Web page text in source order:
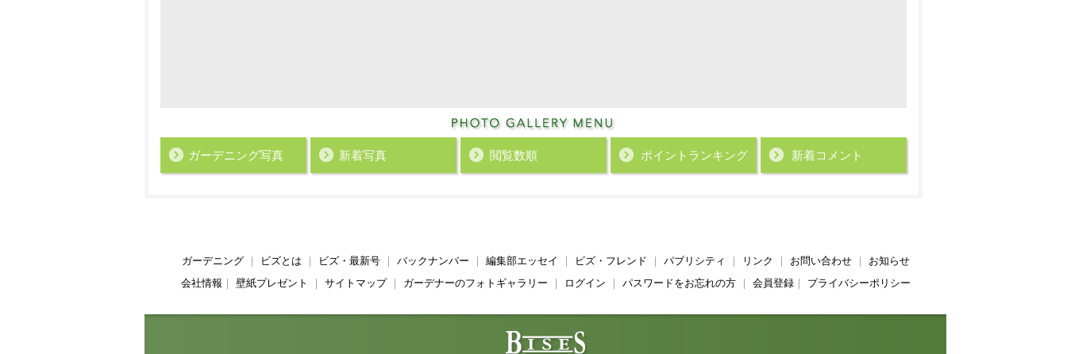
ガーデニング写真 新着写真 閲覧数順 ポイント ランキング 新着コメント
ガーデニング｜ ビズとは ビズ・最新号｜ バックナンバー 編集部エッセイ ビズ・フレンド パブリシティ リンク お問い合わせ｜ お知らせ
会社情報
壁紙プレゼント サイトマップ｜ ガーデナーのフォトギャラリー ログイン パスワードをお忘れの方｜ 会員登録｜ プライバシーポリシー